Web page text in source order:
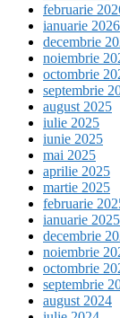
februarie
ianuarie 2026
decembrie
noiembrie
octombrie
septembrie
august 2025
iulie 2025
iunie 2025
mai 2025
aprilie 2025
martie 2025
februarie
ianuarie 2025
decembrie
noiembrie
octombrie
septembrie
august 2024